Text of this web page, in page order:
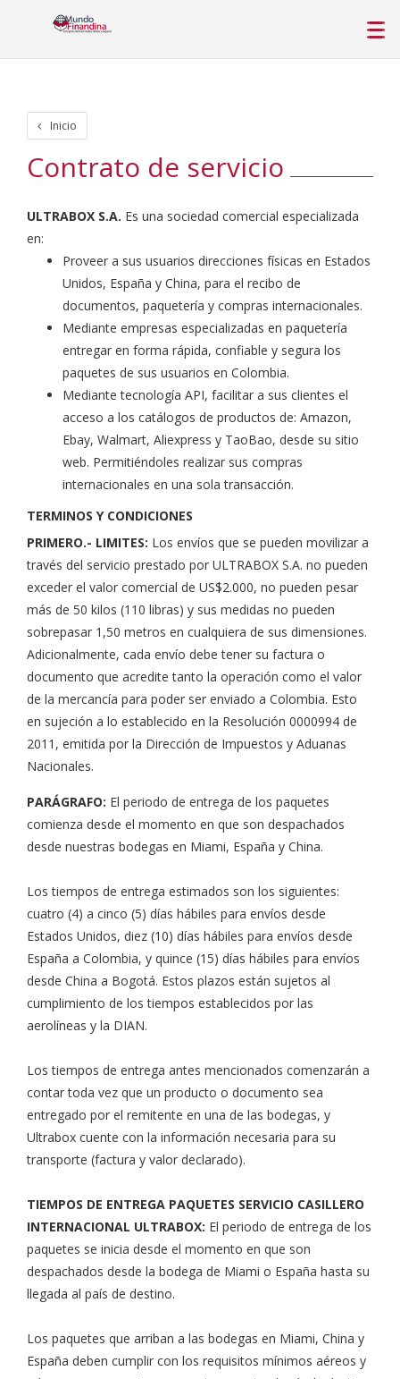
Inicio
Contrato de servicio
ULTRABOX S.A. Es una sociedad comercial especializada
en:
Proveer a sus usuarios direcciones físicas en Estados
Unidos, España y China, para el recibo de
documentos, paquetería y compras internacionales.
Mediante empresas especializadas en paquetería
entregar en forma rápida, confiable y segura los
paquetes de sus usuarios en Colombia.
Mediante tecnología API, facilitar a sus clientes el
acceso a los catálogos de productos de: Amazon,
Ebay, Walmart, Aliexpress y TaoBao, desde su sitio
web. Permitiéndoles realizar sus compras
internacionales en una sola transacción.
TERMINOS Y CONDICIONES
PRIMERO.- LIMITES: Los envíos que se pueden movilizar a
través del servicio prestado por ULTRABOX S.A. no pueden
exceder el valor comercial de US$2.000, no pueden pesar
más de 50 kilos (110 libras) y sus medidas no pueden
sobrepasar 1,50 metros en cualquiera de sus dimensiones.
Adicionalmente, cada envío debe tener su factura o
documento que acredite tanto la operación como el valor
de la mercancía para poder ser enviado a Colombia. Esto
en sujeción a lo establecido en la Resolución 0000994 de
2011, emitida por la Dirección de Impuestos y Aduanas
Nacionales.
PARÁGRAFO: El periodo de entrega de los paquetes
comienza desde el momento en que son despachados
desde nuestras bodegas en Miami, España y China.
Los tiempos de entrega estimados son los siguientes:
cuatro (4) a cinco (5) días hábiles para envíos desde
Estados Unidos, diez (10) días hábiles para envíos desde
España a Colombia, y quince (15) días hábiles para envíos
desde China a Bogotá. Estos plazos están sujetos al
cumplimiento de los tiempos establecidos por las
aerolíneas y la DIAN.
Los tiempos de entrega antes mencionados comenzarán a
contar toda vez que un producto o documento sea
entregado por el remitente en una de las bodegas, y
Ultrabox cuente con la información necesaria para su
transporte (factura y valor declarado).
TIEMPOS DE ENTREGA PAQUETES SERVICIO CASILLERO
INTERNACIONAL ULTRABOX: El periodo de entrega de los
paquetes se inicia desde el momento en que son
despachados desde la bodega de Miami o España hasta su
llegada al país de destino.
Los paquetes que arriban a las bodegas en Miami, China y
España deben cumplir con los requisitos mínimos aéreos y